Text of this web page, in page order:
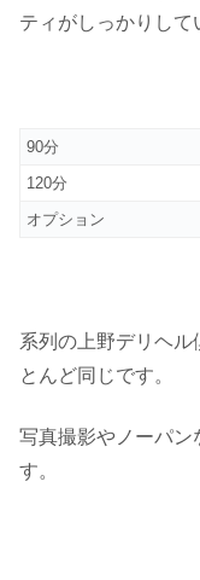
ティがしっかりして
90分
120分
オプション
系列の上野デリヘル
とんど同じです。
写真撮影やノーパン
す。